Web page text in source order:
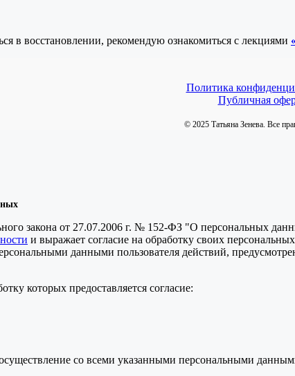
в восстановлении, рекомендую ознакомиться с лекциями
Политика
Публичная
© 2025 Татьяна Зенева. Все
закона от 27.07.2006 г. № 152-ФЗ "О персональных
и выражает согласие на обработку своих
данными пользователя действий,
которых предоставляется согласие:
осуществление со всеми указанными персональными